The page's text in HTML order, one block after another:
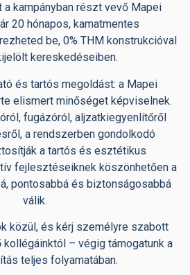
kampányban részt vevő Mapei
20 hónapos, kamatmentes
be, 0% THM konstrukcióval
kereskedéseiben.
és tartós megoldást: a Mapei
elismert minőséget képviselnek.
fugázóról, aljzatkiegyenlítőről
a rendszerben gondolkodó
a tartós és esztétikus
fejlesztéseiknek köszönhetően a
pontosabbá és biztonságosabbá
válik.
közül, és kérj személyre szabott
– végig támogatunk a
teljes folyamatában.